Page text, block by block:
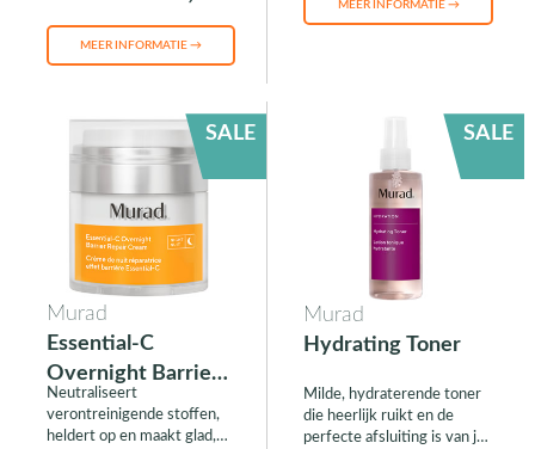
MEER INFORMATIE →
MEER INFORMATIE →
SALE
Murad
Essential-C
Overnight Barrier
Repair Cream
Neutraliseert
verontreinigende stoffen,
heldert op en maakt glad,
SALE
Murad
Hydrating Toner
Milde, hydraterende toner
die heerlijk ruikt en de
perfecte afsluiting is van je